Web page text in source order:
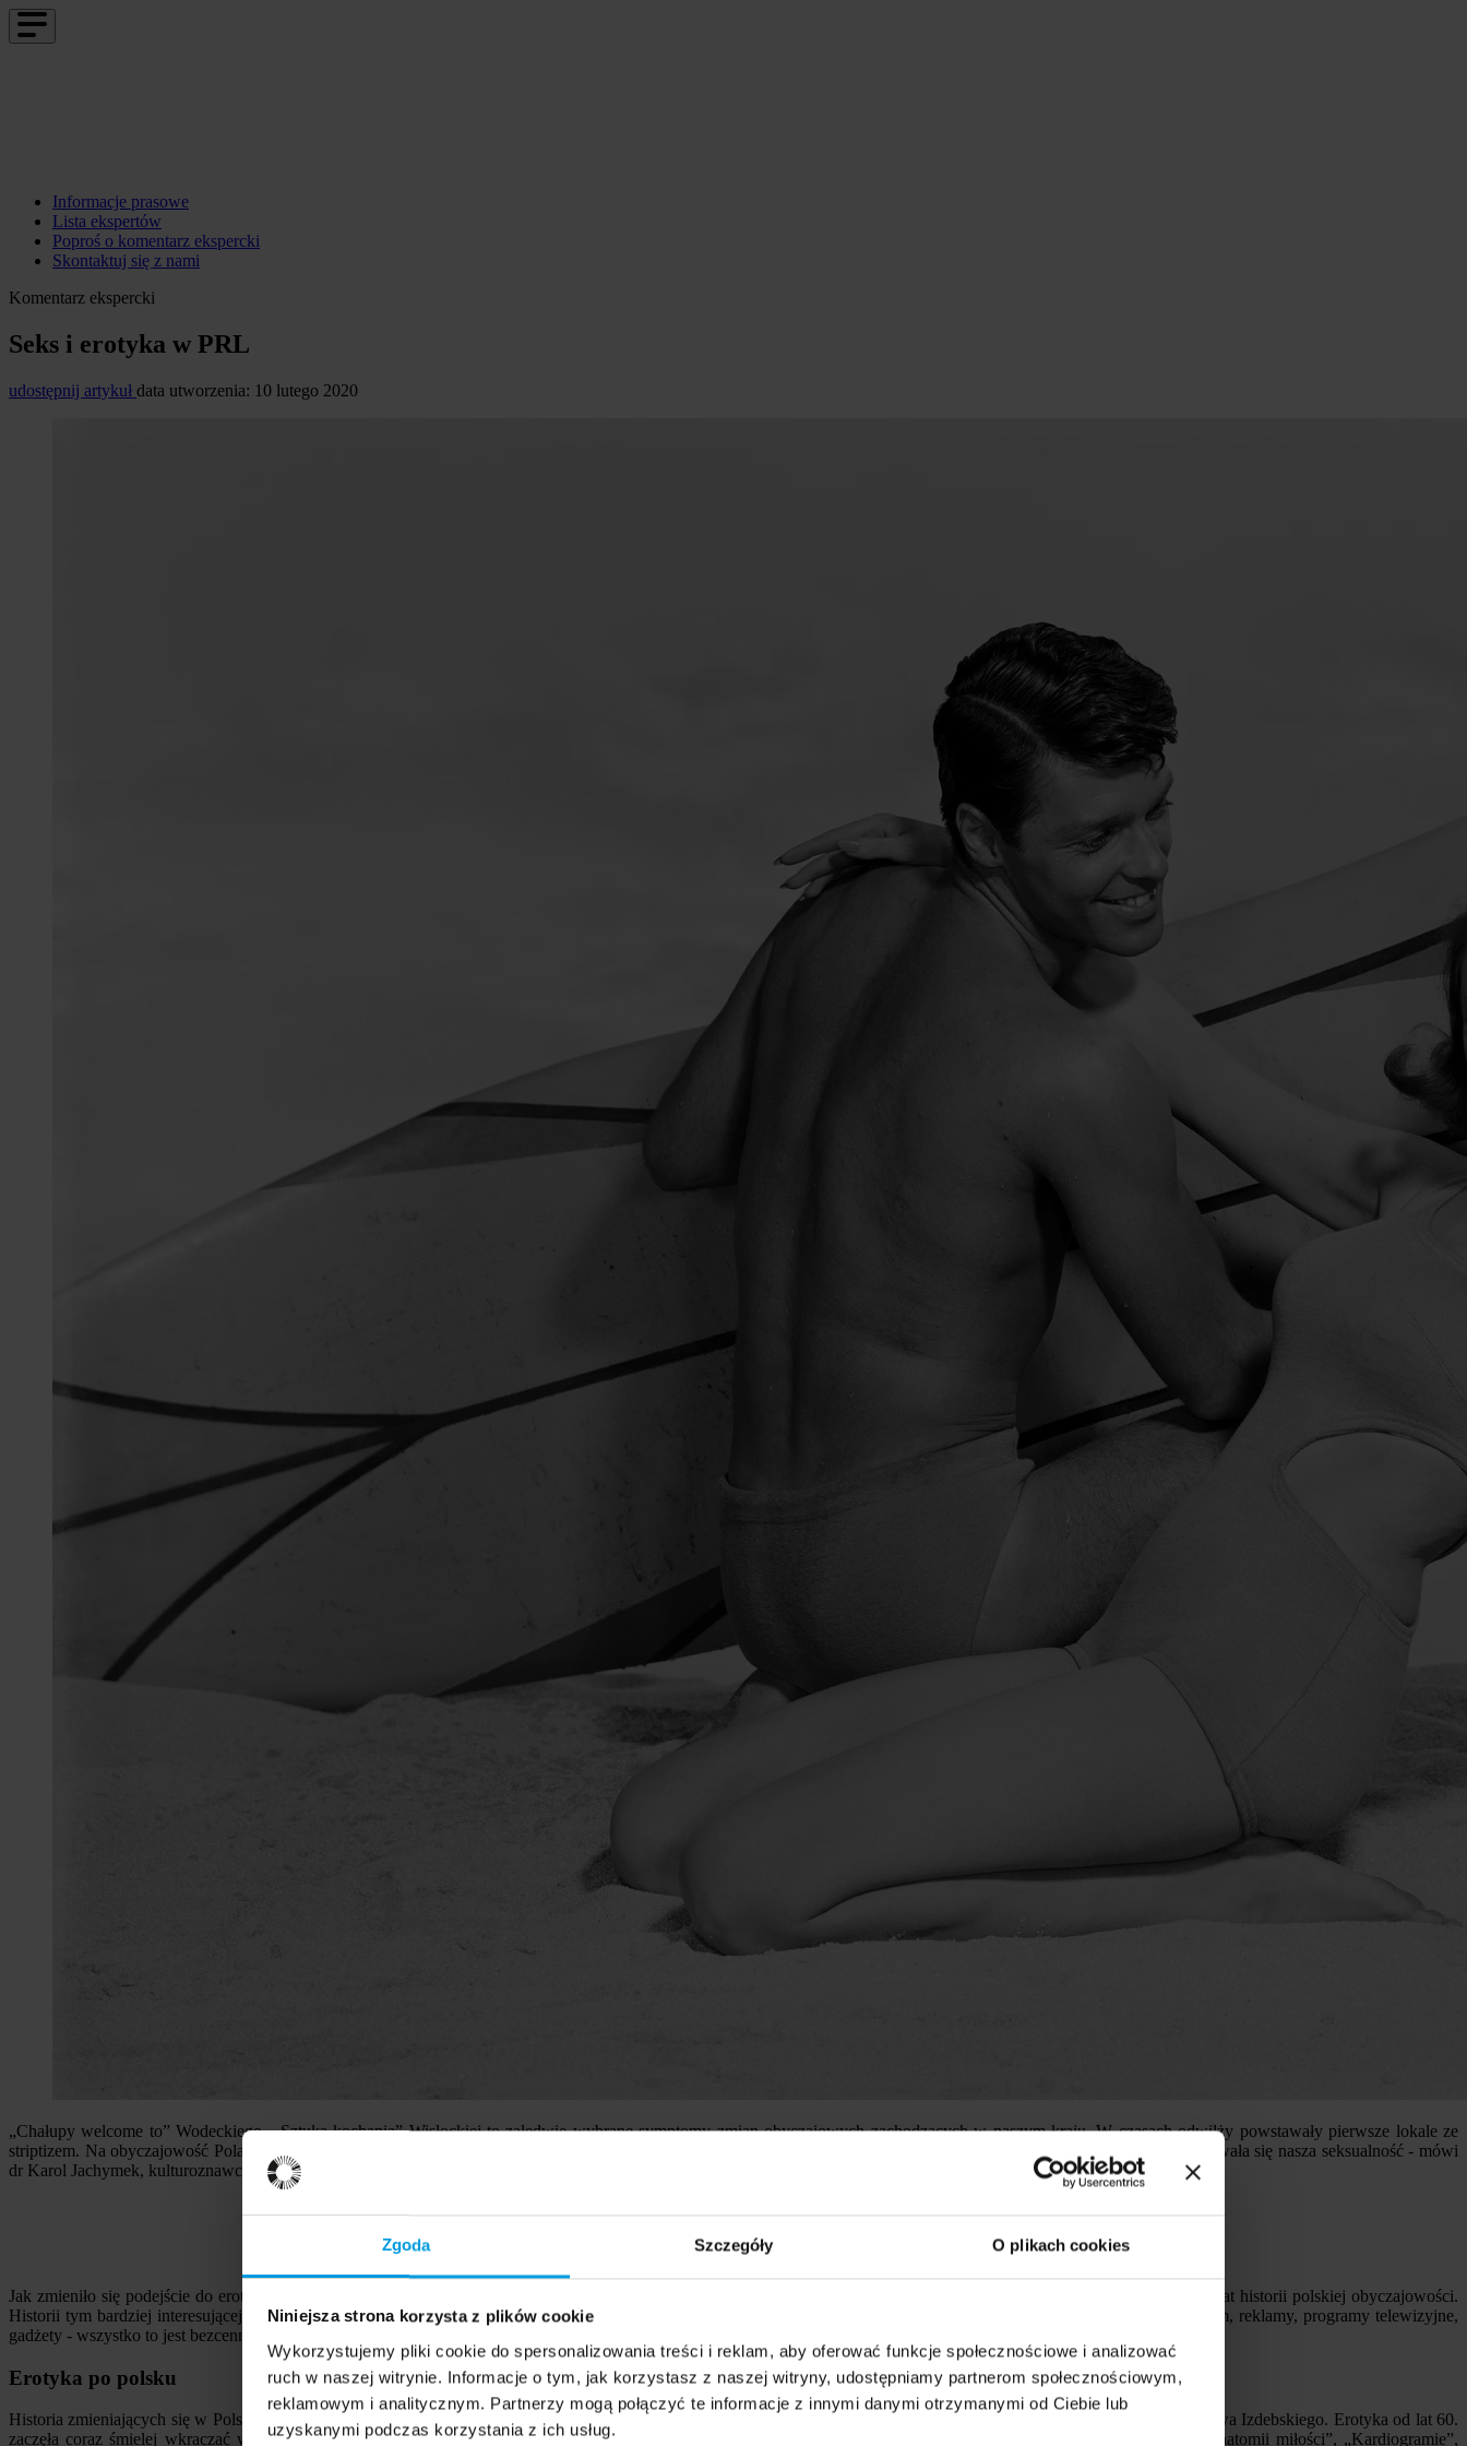
Zgoda Szczegóły O plikach cookies
Niniejsza strona korzysta z plików cookie
Wykorzystujemy pliki cookie do spersonalizowania treści i reklam, aby oferować funkcje społecznościowe i analizować
ruch w naszej witrynie. Informacje o tym, jak korzystasz z naszej witryny, udostępniamy partnerom społecznościowym,
reklamowym i analitycznym. Partnerzy mogą połączyć te informacje z innymi danymi otrzymanymi od Ciebie lub
uzyskanymi podczas korzystania z ich usług.
Informacje prasowe
Lista ekspertów
Poproś o komentarz ekspercki
Skontaktuj się z nami
Komentarz ekspercki
Seks i erotyka w PRL
udostępnij artykuł data utworzenia: 10 lutego 2020
„Chałupy welcome to” Wodeckiego, „Sztuka kochania” Wisłockiej to zaledwie wybrane symptomy zmian obyczajowych zachodzących w naszym kraju. W czasach odwilży powstawały pierwsze lokale ze
striptizem. Na obyczajowość Polaków wpływała też dostępność prezerwatyw, środków antykoncepcyjnych czy gadżetów erotycznych. O tym, jak w czasach PRL-u kształtowała się nasza seksualność - mówi
dr Karol Jachymek, kulturoznawca ze School of Ideas Uniwersytetu SWPS.
Jak zmieniło się podejście do erotyki od czasów PRL-u do współczesności? Wszystkie transformacje społeczne z tego okresu układają się w wielowątkową opowieść na temat historii polskiej obyczajowości.
Historii tym bardziej interesującej, że jej kolejne rozdziały pisane są często w odniesieniu do zjawisk rodzimej kultury popularnej. Kino, książki, okładki i ilustracje czasopism, reklamy, programy telewizyjne,
gadżety - wszystko to jest bezcennym źródłem wiedzy o otaczającej nas rzeczywistości.
Erotyka po polsku
Historia zmieniających się w Polsce obyczajów prowadzi nie tylko przez publikacje Kazimierza Imielińskiego, Michaliny Wisłockiej, Zbigniewa Lwa-Starowicza czy Zbigniewa Izdebskiego. Erotyka od lat 60.
zaczęła coraz śmielej wkraczać w nasze życie chociażby poprzez kino. Od tego czasu na dużym ekranie zaczęło pojawiać się coraz więcej scen erotycznych, np. w „Anatomii miłości”, „Kardiogramie”,